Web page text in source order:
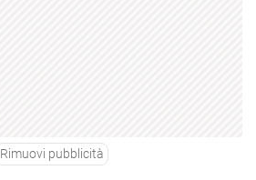
Rimuovi pubblicità